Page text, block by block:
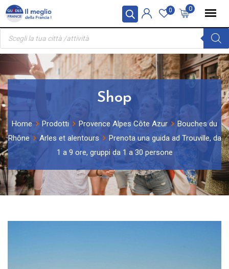
Pannello di gestione dei cookies
Skip
content
0
0
Ricerca
prodotti
Shop
Home Prodotti Provence Alpes Côte Azur
Bouches du
Rhône
Arles et alentours
Prenota una guida ad Trouville, da
1 a 9 ore, gruppi da 1 a 30 persone